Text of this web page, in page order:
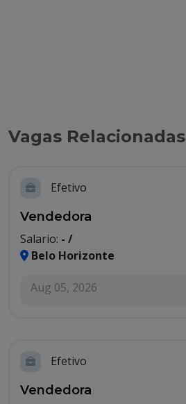
Vagas Relacionadas
Efetivo
Vendedora
Salario: - /
Belo Horizonte
Aug 05, 2026
Efetivo
Vendedora